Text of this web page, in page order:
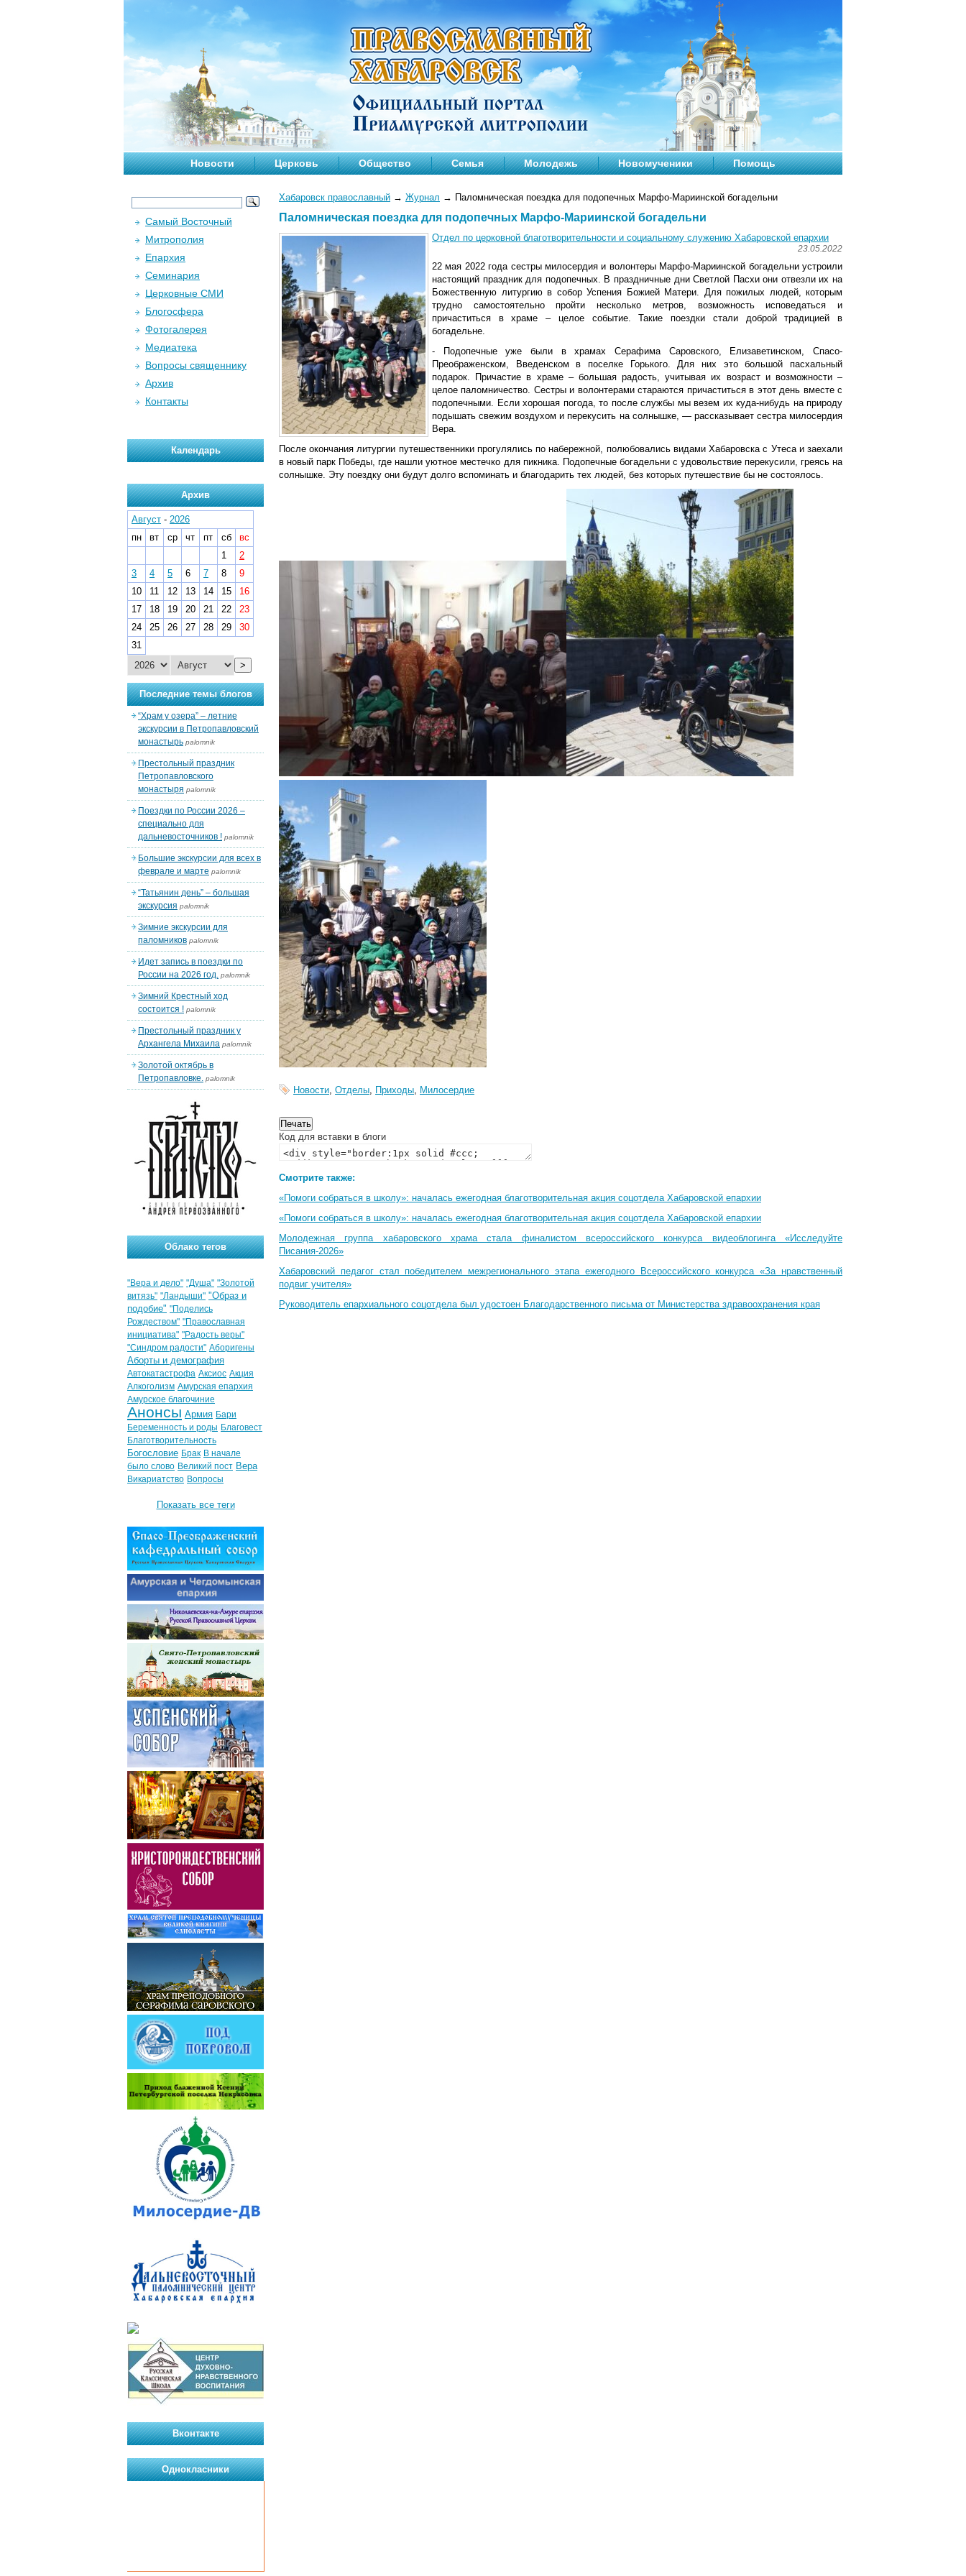
Новости Церковь Общество Семья Молодежь Новомученики Помощь
Хабаровск православный → Журнал → Паломническая поездка для подопечных Марфо-Мариинской богадельни
Паломническая поездка для подопечных Марфо-Мариинской богадельни
Отдел по церковной благотворительности и социальному служению Хабаровской епархии
23.05.2022
22 мая 2022 года сестры милосердия и волонтеры Марфо-Мариинской богадельни устроили
настоящий праздник для подопечных. В праздничные дни Светлой Пасхи они отвезли их на
Божественную литургию в собор Успения Божией Матери. Для пожилых людей, которым
трудно самостоятельно пройти несколько метров, возможность исповедаться и
причаститься в храме – целое событие. Такие поездки стали доброй традицией в
богадельне.
- Подопечные уже были в храмах Серафима Саровского, Елизаветинском, Спасо-
Преображенском, Введенском в поселке Горького. Для них это большой пасхальный
подарок. Причастие в храме – большая радость, учитывая их возраст и возможности –
целое паломничество. Сестры и волонтерами стараются причаститься в этот день вместе с
подопечными. Если хорошая погода, то после службы мы везем их куда-нибудь на природу
подышать свежим воздухом и перекусить на солнышке, — рассказывает сестра милосердия
Вера.
После окончания литургии путешественники прогулялись по набережной, полюбовались видами Хабаровска с Утеса и заехали
в новый парк Победы, где нашли уютное местечко для пикника. Подопечные богадельни с удовольствие перекусили, греясь на
солнышке. Эту поездку они будут долго вспоминать и благодарить тех людей, без которых путешествие бы не состоялось.
Новости, Отделы, Приходы, Милосердие
Код для вставки в блоги
Смотрите также:
«Помоги собраться в школу»: началась ежегодная благотворительная акция соцотдела Хабаровской епархии
«Помоги собраться в школу»: началась ежегодная благотворительная акция соцотдела Хабаровской епархии
Молодежная группа хабаровского храма стала финалистом всероссийского конкурса видеоблогинга «Исследуйте
Писания-2026»
Хабаровский педагог стал победителем межрегионального этапа ежегодного Всероссийского конкурса «За нравственный
подвиг учителя»
Руководитель епархиального соцотдела был удостоен Благодарственного письма от Министерства здравоохранения края
Самый Восточный
Митрополия
Епархия
Семинария
Церковные СМИ
Блогосфера
Фотогалерея
Медиатека
Вопросы священнику
Архив
Контакты
Календарь
Архив
Август - 2026
пн
вт ср чт пт сб
вс
1
2
3
4 5 6 7 8
9
10
11 12 13 14 15
16
17
18 19 20 21 22
23
24
25 26 27 28 29
30
31
>
Последние темы блогов
“Храм у озера” – летние
экскурсии в Петропавловский
монастырь palomnik
Престольный праздник
Петропавловского
монастыря palomnik
Поездки по России 2026 –
специально для
дальневосточников ! palomnik
Большие экскурсии для всех в
феврале и марте palomnik
“Татьянин день” – большая
экскурсия palomnik
Зимние экскурсии для
паломников palomnik
Идет запись в поездки по
России на 2026 год. palomnik
Зимний Крестный ход
состоится ! palomnik
Престольный праздник у
Архангела Михаила palomnik
Золотой октябрь в
Петропавловке. palomnik
Облако тегов
"Вера и дело" "Душа" "Золотой
витязь" "Ландыши" "Образ и
подобие" "Поделись
Рождеством" "Православная
инициатива" "Радость веры"
"Синдром радости" Аборигены
Аборты и демография
Автокатастрофа Аксиос Акция
Алкоголизм Амурская епархия
Амурское благочиние
Анонсы Армия Бари
Беременность и роды Благовест
Благотворительность
Богословие Брак В начале
было слово Великий пост Вера
Викариатство Вопросы
Показать все теги
Вконтакте
Однокласники